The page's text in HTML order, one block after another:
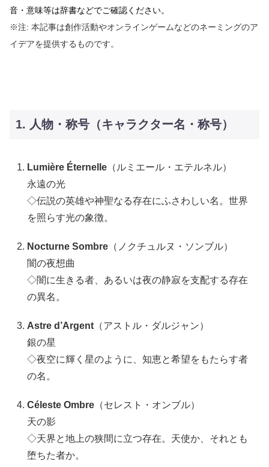
音・意味等は辞書などでご確認ください。
※注: 本記事は創作活動やオンラインゲームなどのネーミングのア
イデアを提供するものです。
1. 人物・称号（キャラクター名・称号）
Lumière Éternelle （ルミエール・エテルネル）
永遠の光
◇伝説の英雄や神聖なる存在にふさわしい名。世界
を照らす光の象徴。
Nocturne Sombre （ノクチュルヌ・ソンブル）
闇の夜想曲
◇闇に生きる者、あるいは夜の静寂を支配する存在
の異名。
Astre d’Argent （アストル・ダルジャン）
銀の星
◇夜空に輝く星のように、知恵と希望をもたらす者
の名。
Céleste Ombre （セレスト・オンブル）
天の影
◇天界と地上の狭間に立つ存在。天使か、それとも
堕ちた者か。